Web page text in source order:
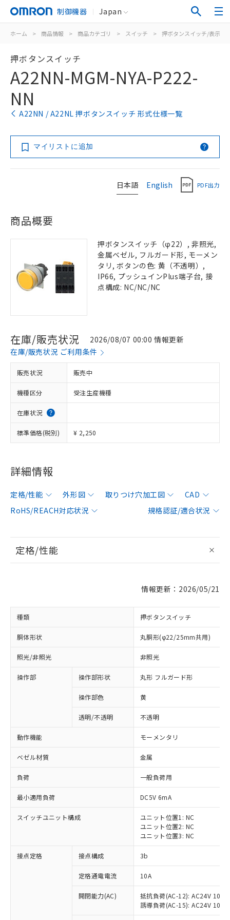
制御機器 Japan
ホーム > 商品情報 > 商品カテゴリ > スイッチ > 押ボタンスイッチ/表示灯
押ボタンスイッチ
A22NN-MGM-NYA-P222-
NN
A22NN / A22NL 押ボタンスイッチ 形式仕様一覧
マイリストに追加
日本語 English PDF出力
商品概要
押ボタンスイッチ（φ22）, 非照光,
金属ベゼル, フルガード形, モーメン
タリ, ボタンの色: 黄（不透明）,
IP66, プッシュインPlus端子台, 接
点構成: NC/NC/NC
在庫/販売状況
2026/08/07 00:00 情報更新
在庫/販売状況 ご利用条件
販売状況 販売中
機種区分 受注生産機種
在庫状況
標準価格(税別) ¥ 2,250
詳細情報
定格/性能 外形図 取りつけ穴加工図
CAD
RoHS/REACH対応状況
規格認証/適合状況
定格/性能
情報更新：2026/05/21
種類 押ボタンスイッチ
胴体形状 丸胴形(φ22/25mm共用)
照光/非照光 非照光
操作部 操作部形状 丸形 フルガード形
操作部色 黄
透明/不透明 不透明
動作機能 モーメンタリ
ベゼル材質 金属
負荷 一般負荷用
最小適用負荷 DC5V 6mA
スイッチユニット構成
ユニット位置1: NC
ユニット位置2: NC
ユニット位置3: NC
接点定格 接点構成 3b
定格通電電流 10A
開閉能力(AC)
抵抗負荷(AC-12): AC24V 10A/
誘導負荷(AC-15): AC24V
※1 対応状況
対応済み：EU RoHS指令（10物質）の
非含有に対応した製品が提供可能な商品で
対応予定：EU RoHS指令（10物質）の非含